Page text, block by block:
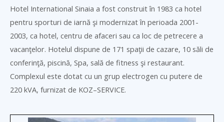
Hotel International Sinaia a fost construit în 1983 ca hotel
pentru sporturi de iarnă şi modernizat în perioada 2001-
2003, ca hotel, centru de afaceri sau ca loc de petrecere a
vacanţelor. Hotelul dispune de 171 spaţii de cazare, 10 săli de
conferinţă, piscină, Spa, sală de fitness şi restaurant.
Complexul este dotat cu un grup electrogen cu putere de
220 kVA, furnizat de KOZ–SERVICE.